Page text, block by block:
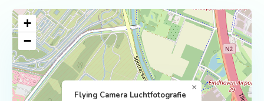
Flying Camera Luchtfotografie
×
+
−